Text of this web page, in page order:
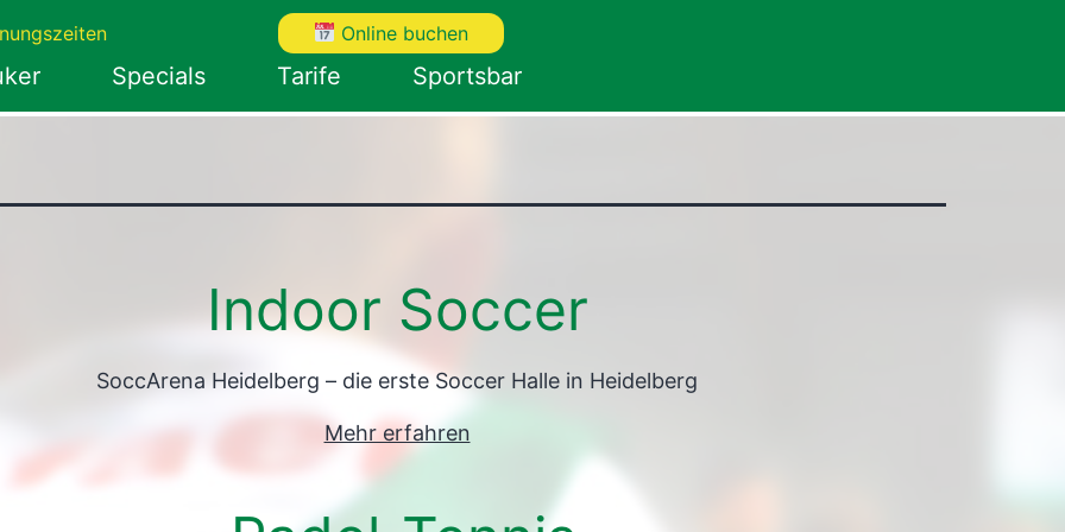
Online buchen
Specials Tarife Sportsbar
Indoor Soccer
SoccArena Heidelberg – die erste Soccer Halle in Heidelberg
Mehr erfahren